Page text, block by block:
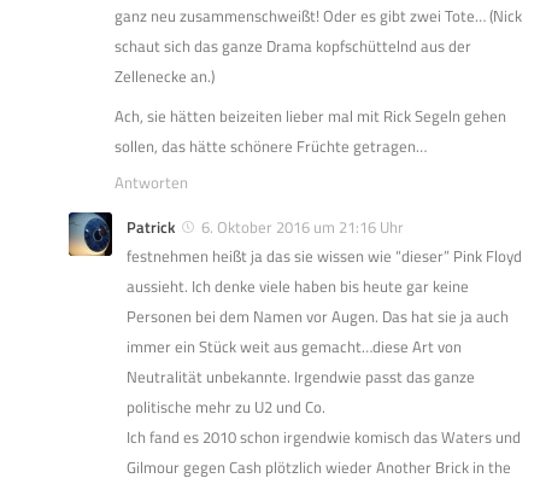
ganz neu zusammenschweißt! Oder es gibt zwei Tote… (Nick
schaut sich das ganze Drama kopfschüttelnd aus der
Zellenecke an.)
Ach, sie hätten beizeiten lieber mal mit Rick Segeln gehen
sollen, das hätte schönere Früchte getragen…
Antworten
Patrick
6. Oktober 2016 um 21:16 Uhr
festnehmen heißt ja das sie wissen wie “dieser” Pink Floyd
aussieht. Ich denke viele haben bis heute gar keine
Personen bei dem Namen vor Augen. Das hat sie ja auch
immer ein Stück weit aus gemacht…diese Art von
Neutralität unbekannte. Irgendwie passt das ganze
politische mehr zu U2 und Co.
Ich fand es 2010 schon irgendwie komisch das Waters und
Gilmour gegen Cash plötzlich wieder Another Brick in the